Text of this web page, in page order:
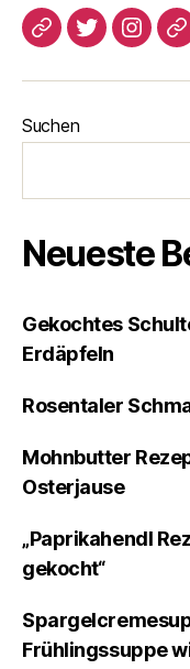
blogspotTwitter
Suchen
Neueste
Gekochtes
Erdäpfeln
Rosentaler
Mohnbutter
Osterjause
„Paprikahendl
gekocht“
Frühlingssuppe